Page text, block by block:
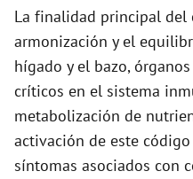
La finalidad principal
armonización y el
hígado y el bazo,
críticos en el sistema
metabolización de
activación de este
síntomas asociados con